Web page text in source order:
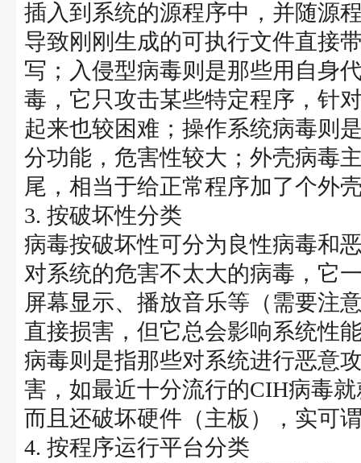
插入到系统的源程序中，并随源
导致刚刚生成的可执行文件直接
写；入侵型病毒则是那些用自身
毒，它只攻击某些特定程序，针
起来也较困难；操作系统病毒则
分功能，危害性较大；外壳病毒
尾，相当于给正常程序加了个外
3. 按破坏性分类
病毒按破坏性可分为良性病毒和
对系统的危害不太大的病毒，它
屏幕显示、播放音乐等（需要注
直接损害，但它总会影响系统性
病毒则是指那些对系统进行恶意
害，如最近十分流行的CIH病毒
而且还破坏硬件（主板），实可
4. 按程序运行平台分类